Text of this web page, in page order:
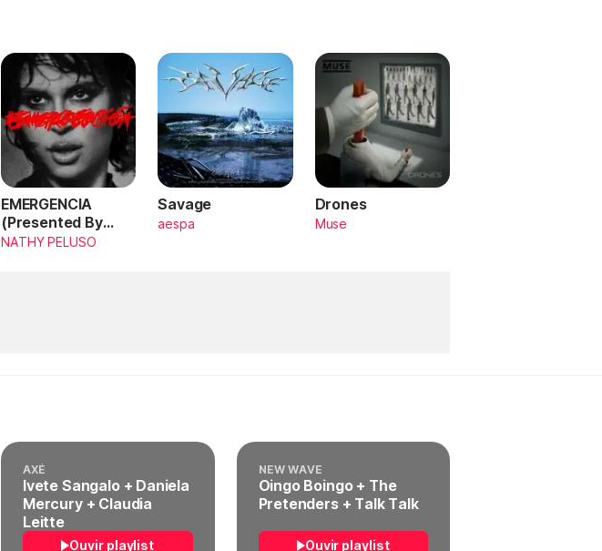
EMERGENCIA
(Presented By
PlayStation,
NATHY PELUSO
Savage
aespa
Drones
Muse
AXÉ
Ivete Sangalo + Daniela
Mercury + Claudia
Leitte
Ouvir playlist
NEW WAVE
Oingo Boingo + The
Pretenders + Talk Talk
Ouvir playlist